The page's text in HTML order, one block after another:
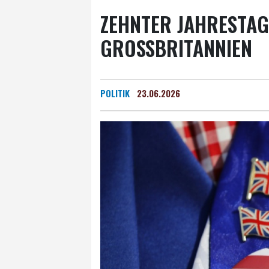
ZEHNTER
GROSSBRITANNIEN
POLITIK 23.06.2026